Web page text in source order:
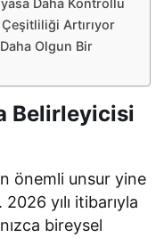
Artırıyor
Olgun Bir
Belirleyicisi
önemli unsur yine
yılı itibarıyla
bireysel